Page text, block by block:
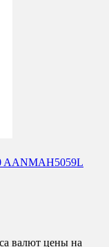
AANMAH5059L
валют цены на